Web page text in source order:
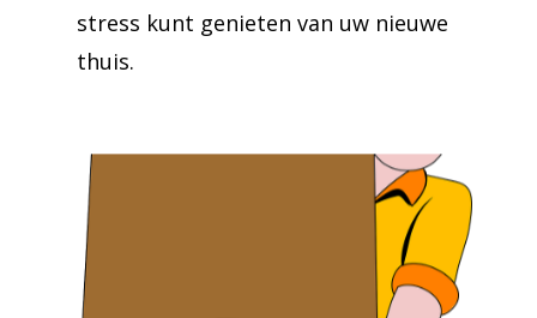
stress kunt genieten van uw nieuwe
thuis.